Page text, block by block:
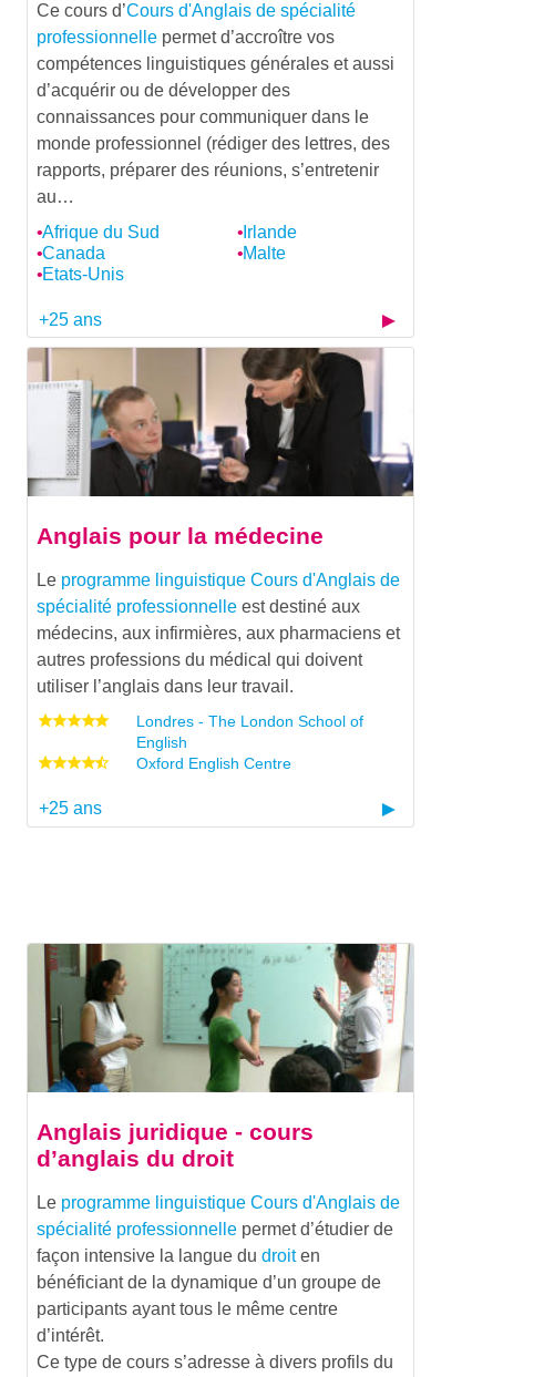
Ce cours d’Cours d'Anglais de spécialité
professionnelle permet d’accroître vos
compétences linguistiques générales et aussi
d’acquérir ou de développer des
connaissances pour communiquer dans le
monde professionnel (rédiger des lettres, des
rapports, préparer des réunions, s’entretenir
au…
Afrique du Sud
Canada
Etats-Unis
Irlande
Malte
+25 ans
Anglais pour la médecine
Le programme linguistique Cours d'Anglais de
spécialité professionnelle est destiné aux
médecins, aux infirmières, aux pharmaciens et
autres professions du médical qui doivent
utiliser l’anglais dans leur travail.
Londres - The London School of
English
Oxford English Centre
+25 ans
Anglais juridique - cours
d’anglais du droit
Le programme linguistique Cours d'Anglais de
spécialité professionnelle permet d’étudier de
façon intensive la langue du droiten
bénéficiant de la dynamique d’un groupe de
participants ayant tous le même centre
d’intérêt.
Ce type de cours s’adresse à divers profils du